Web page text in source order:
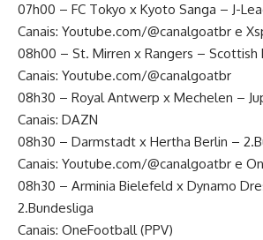
07h00 – FC Tokyo x Kyoto Sanga – J-
Canais: Youtube.com/@canalgoatbr e
08h00 – St. Mirren x Rangers – Scottish
Canais: Youtube.com/@canalgoatbr
08h30 – Royal Antwerp x Mechelen –
Canais: DAZN
08h30 – Darmstadt x Hertha Berlin –
Canais: Youtube.com/@canalgoatbr e
08h30 – Arminia Bielefeld x Dynamo
2.Bundesliga
Canais: OneFootball (PPV)